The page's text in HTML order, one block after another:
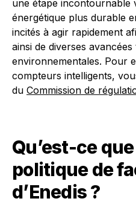
une étape incontournable
énergétique plus durable
incités à agir rapidement
ainsi de diverses
environnementales. Pour
compteurs intelligents,
du Commission de
Qu’est-ce
politique de
d’Enedis ?